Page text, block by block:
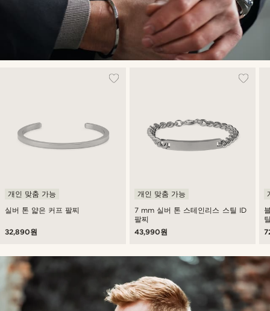
실버 톤 얇은 커프 팔찌
개인 맞춤 가능
32,890원
7 mm 실버 톤 스테인리스 스틸 ID
팔찌
개인 맞춤 가능
43,990원